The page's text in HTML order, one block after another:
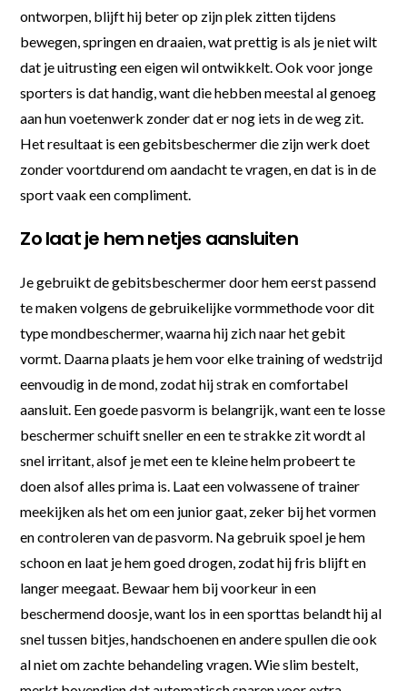
ontworpen, blijft hij beter op zijn plek zitten tijdens
bewegen, springen en draaien, wat prettig is als je niet wilt
dat je uitrusting een eigen wil ontwikkelt. Ook voor jonge
sporters is dat handig, want die hebben meestal al genoeg
aan hun voetenwerk zonder dat er nog iets in de weg zit.
Het resultaat is een gebitsbeschermer die zijn werk doet
zonder voortdurend om aandacht te vragen, en dat is in de
sport vaak een compliment.
Zo laat je hem netjes aansluiten
Je gebruikt de gebitsbeschermer door hem eerst passend
te maken volgens de gebruikelijke vormmethode voor dit
type mondbeschermer, waarna hij zich naar het gebit
vormt. Daarna plaats je hem voor elke training of wedstrijd
eenvoudig in de mond, zodat hij strak en comfortabel
aansluit. Een goede pasvorm is belangrijk, want een te losse
beschermer schuift sneller en een te strakke zit wordt al
snel irritant, alsof je met een te kleine helm probeert te
doen alsof alles prima is. Laat een volwassene of trainer
meekijken als het om een junior gaat, zeker bij het vormen
en controleren van de pasvorm. Na gebruik spoel je hem
schoon en laat je hem goed drogen, zodat hij fris blijft en
langer meegaat. Bewaar hem bij voorkeur in een
beschermend doosje, want los in een sporttas belandt hij al
snel tussen bitjes, handschoenen en andere spullen die ook
al niet om zachte behandeling vragen. Wie slim bestelt,